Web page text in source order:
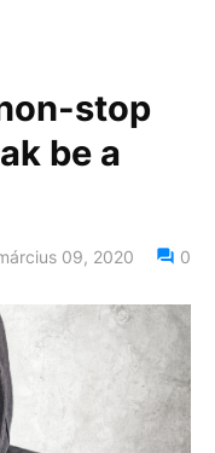
stop
be a
09, 2020 0